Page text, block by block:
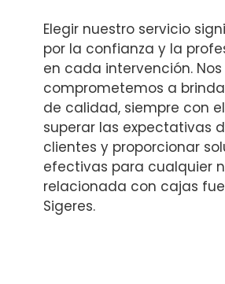
Elegir nuestro servicio
por la confianza y la
en cada intervención. Nos
comprometemos a
de calidad, siempre con
superar las expectativas
clientes y proporcionar
efectivas para cualquier
relacionada con cajas
Sigeres.